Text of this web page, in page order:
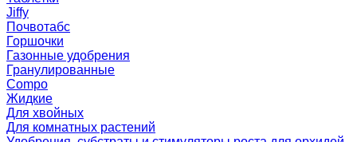
Jiffy
Почвотабс
Горшочки
Газонные удобрения
Гранулированные
Compo
Жидкие
Для хвойных
Для комнатных растений